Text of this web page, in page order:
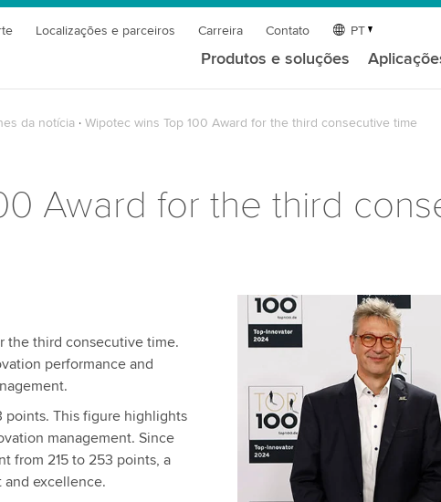
Localizações e parceiros Carreira Contato PT
Produtos e soluções
da notícia Wipotec wins Top 100 Award for the third consecutive time
Award for the third
the third consecutive time.
performance and
This figure highlights
management. Since
from 215 to 253 points, a
excellence.